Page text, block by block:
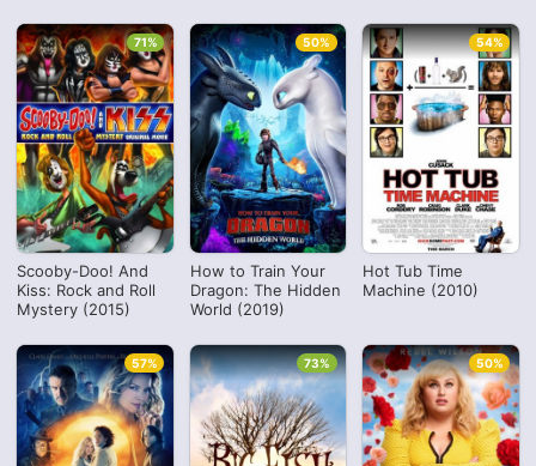
Scooby-Doo! And
Kiss: Rock and Roll
Mystery (2015)
71%
How to Train Your
Dragon: The Hidden
World (2019)
50%
Hot Tub Time
Machine (2010)
54%
57% 73% 50%